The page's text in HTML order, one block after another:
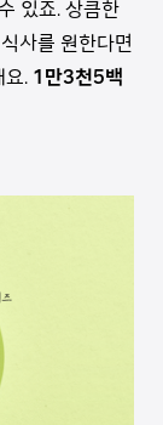
있죠. 상큼한
사를 원한다면
요. 1만3천5백